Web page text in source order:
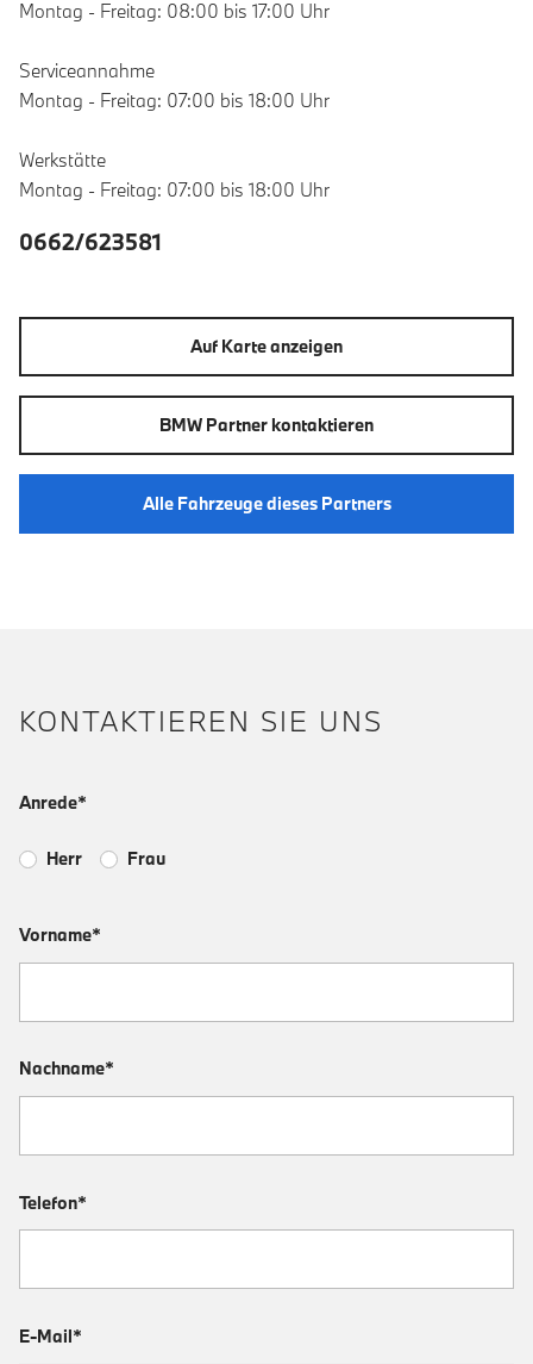
Montag - Freitag: 08:00 bis 17:00 Uhr
Serviceannahme
Montag - Freitag: 07:00 bis 18:00 Uhr
Werkstätte
Montag - Freitag: 07:00 bis 18:00 Uhr
0662/623581
Auf Karte anzeigen
BMW Partner kontaktieren
Alle Fahrzeuge dieses Partners
KONTAKTIEREN SIE UNS
Anrede*
Herr Frau
Vorname*
Nachname*
Telefon*
E-Mail*